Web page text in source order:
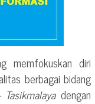
memfokuskan diri
berbagai bidang
dengan